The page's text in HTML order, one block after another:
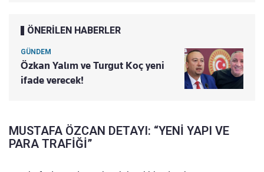
ÖNERİLEN HABERLER
GÜNDEM
Özkan Yalım ve Turgut Koç yeni
ifade verecek!
MUSTAFA ÖZCAN DETAYI: “YENİ YAPI VE
PARA TRAFİĞİ”